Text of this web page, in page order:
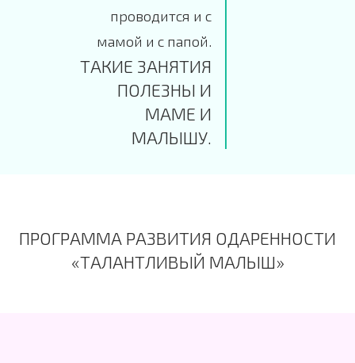
проводится и с
мамой и с папой.
ТАКИЕ ЗАНЯТИЯ
ПОЛЕЗНЫ И
МАМЕ И
МАЛЫШУ.
ПРОГРАММА РАЗВИТИЯ ОДАРЕННОСТИ
«ТАЛАНТЛИВЫЙ МАЛЫШ»